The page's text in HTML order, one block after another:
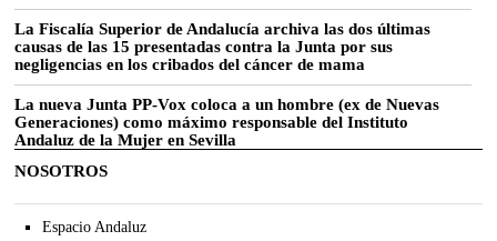
La Fiscalía Superior de Andalucía archiva las dos últimas
causas de las 15 presentadas contra la Junta por sus
negligencias en los cribados del cáncer de mama
La nueva Junta PP-Vox coloca a un hombre (ex de Nuevas
Generaciones) como máximo responsable del Instituto
Andaluz de la Mujer en Sevilla
NOSOTROS
Espacio Andaluz